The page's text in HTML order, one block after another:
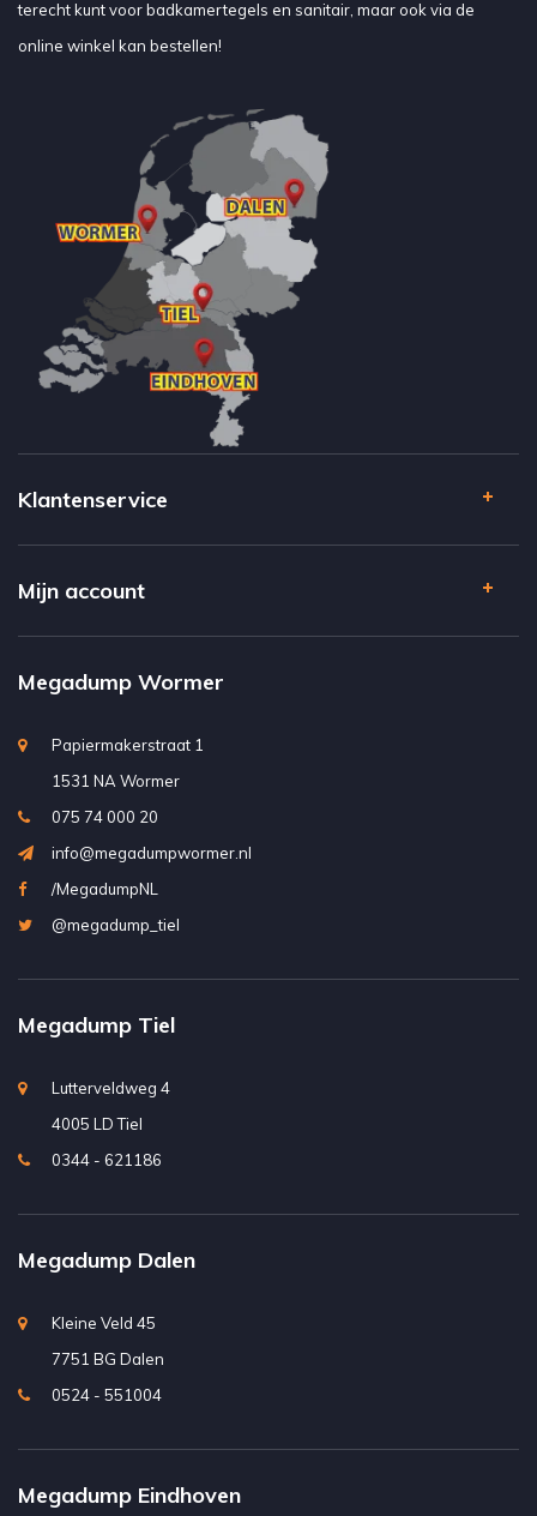
terecht kunt voor badkamertegels en sanitair, maar ook via de
online winkel kan bestellen!
Klantenservice
Mijn account
Megadump Wormer
Papiermakerstraat 1
1531 NA Wormer
075 74 000 20
info@megadumpwormer.nl
/MegadumpNL
@megadump_tiel
Megadump Tiel
Lutterveldweg 4
4005 LD Tiel
0344 - 621186
Megadump Dalen
Kleine Veld 45
7751 BG Dalen
0524 - 551004
Megadump Eindhoven